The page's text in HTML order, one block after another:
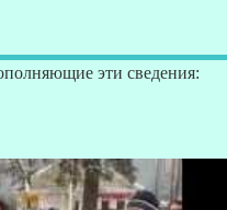
эти сведения: